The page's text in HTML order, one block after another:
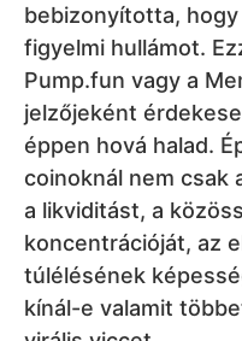
kínál-e valamit
virális viccet.
és